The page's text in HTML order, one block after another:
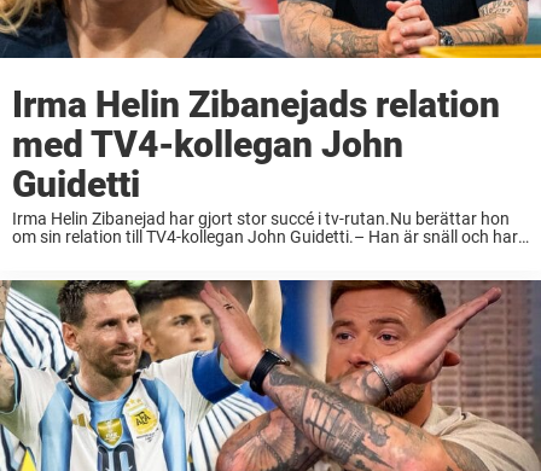
Irma Helin Zibanejads relation
med TV4-kollegan John
Guidetti
Irma Helin Zibanejad har gjort stor succé i tv-rutan.Nu berättar hon
om sin relation till TV4-kollegan John Guidetti.– Han är snäll och har